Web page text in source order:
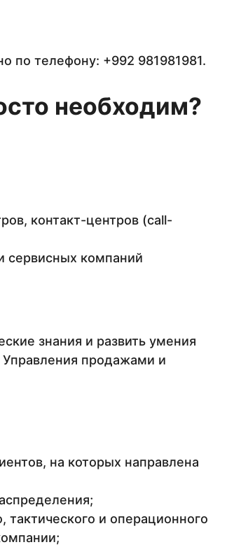
по телефону: +992 981981981.
необходим?
контакт-центров (call-
сервисных компаний
знания и развить умения
продажами и
на которых направлена
тактического и операционного